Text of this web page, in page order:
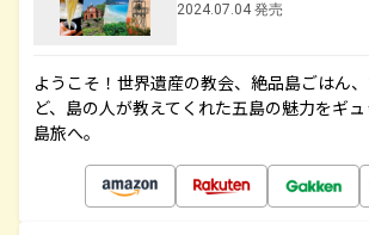
2024.07.04 発売
ようこそ！世界遺産の教会、絶品島ごはん
ど、島の人が教えてくれた五島の魅力をギュ
島旅へ。